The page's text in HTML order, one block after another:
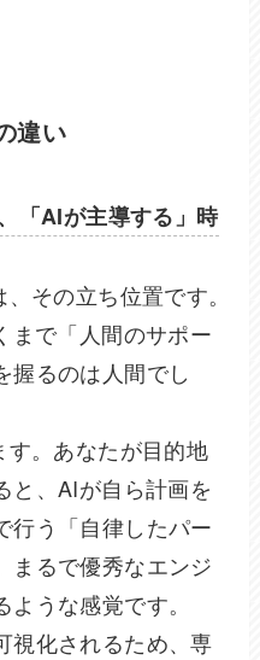
違い
「AIが主導する」時
その立ち位置です。
まで「人間のサポー
握るのは人間でし
。あなたが目的地
と、AIが自ら計画を
行う「自律したパー
まるで優秀なエンジ
うな感覚です。
視化されるため、専